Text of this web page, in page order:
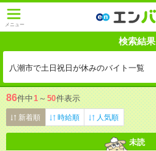
メニュー
検索結果
八潮市で土日祝日が休みのバイト一覧
86件中1 ～ 50件表示
新着順 時給順 人気順
未読